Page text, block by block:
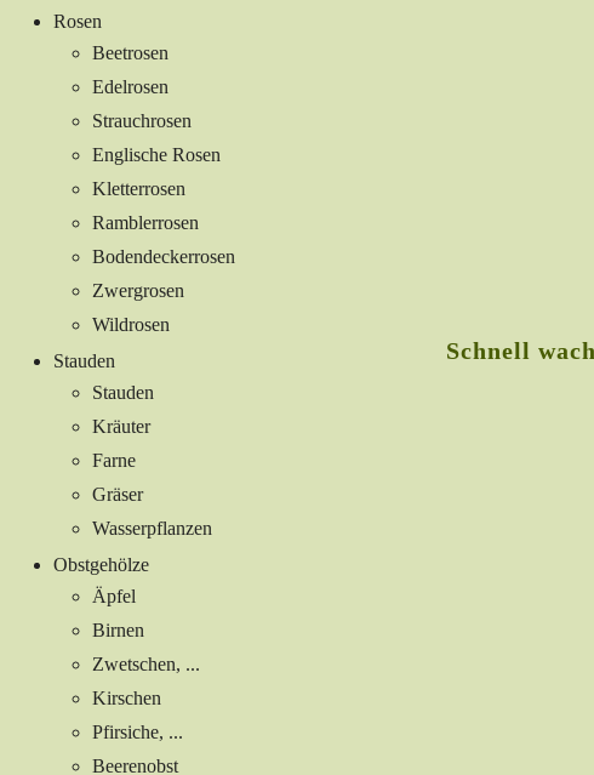
Rosen
Beetrosen
Edelrosen
Strauchrosen
Englische Rosen
Kletterrosen
Ramblerrosen
Bodendeckerrosen
Zwergrosen
Wildrosen
Stauden
Stauden
Kräuter
Farne
Gräser
Wasserpflanzen
Obstgehölze
Äpfel
Birnen
Zwetschen, ...
Kirschen
Pfirsiche, ...
Beerenobst
Schnell